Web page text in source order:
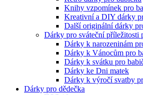
Knihy vzpomínek pro
Kreativní a DIY dárky
Další originální dárky
Dárky pro sváteční příležitosti
Dárky k narozeninám
Dárky k Vánocům pro
Dárky k svátku pro
Dárky ke Dni matek
Dárky k výročí svatby
Dárky pro dědečka